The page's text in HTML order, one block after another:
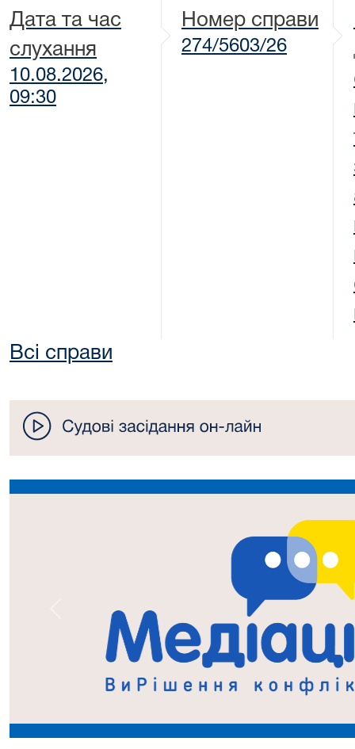
Дата та час
слухання
10.08.2026,
09:30
Номер справи
274/5603/26
Всі справи
Попередній